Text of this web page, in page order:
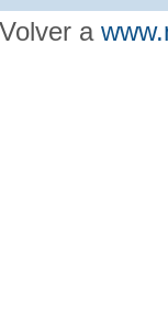
Volver a